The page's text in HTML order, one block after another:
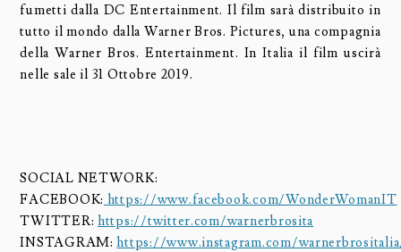
fumetti dalla DC Entertainment. Il film sarà distribuito in
tutto il mondo dalla Warner Bros. Pictures, una compagnia
della Warner Bros. Entertainment. In Italia il film uscirà
nelle sale il 31 Ottobre 2019.
SOCIAL NETWORK:
FACEBOOK: https://www.facebook.com/WonderWomanIT
TWITTER:https://twitter.com/warnerbrosita
INSTAGRAM:https://www.instagram.com/